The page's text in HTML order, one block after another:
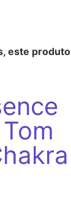
este produto